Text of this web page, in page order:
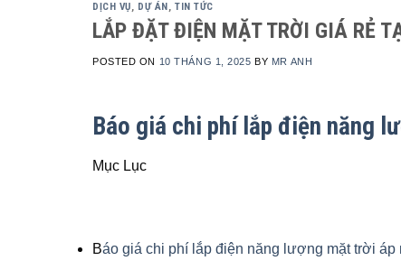
DỊCH VỤ, DỰ ÁN, TIN TỨC
LẮP ĐẶT ĐIỆN MẶT TRỜI GIÁ RẺ
POSTED ON 10 THÁNG 1, 2025 BY MR ANH
Báo giá chi phí lắp điện năng
Mục Lục
Báo giá chi phí lắp điện năng lượng mặt trời áp